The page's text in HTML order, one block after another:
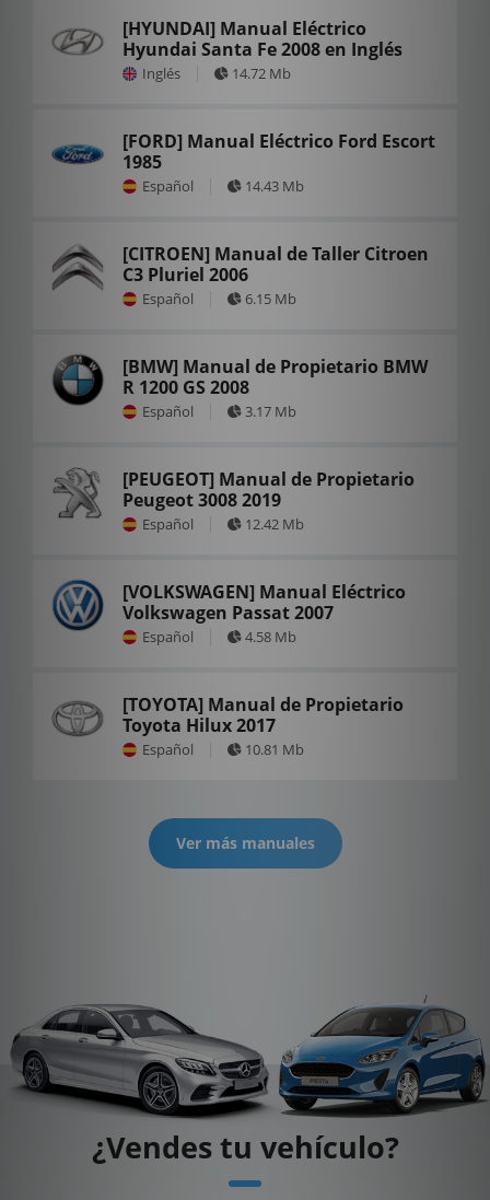
[HYUNDAI] Manual Eléctrico
Hyundai Santa Fe 2008 en Inglés
Inglés 14.72 Mb
[FORD] Manual Eléctrico Ford Escort
1985
Español 14.43 Mb
[CITROEN] Manual de Taller Citroen
C3 Pluriel 2006
Español 6.15 Mb
[BMW] Manual de Propietario BMW
R 1200 GS 2008
Español 3.17 Mb
[PEUGEOT] Manual de Propietario
Peugeot 3008 2019
Español 12.42 Mb
[VOLKSWAGEN] Manual Eléctrico
Volkswagen Passat 2007
Español 4.58 Mb
[TOYOTA] Manual de Propietario
Toyota Hilux 2017
Español 10.81 Mb
Ver más manuales
¿Vendes tu vehículo?